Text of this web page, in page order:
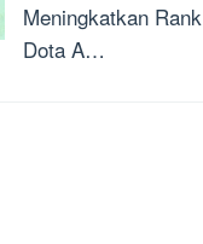
Meningkatkan Rank
Dota A…